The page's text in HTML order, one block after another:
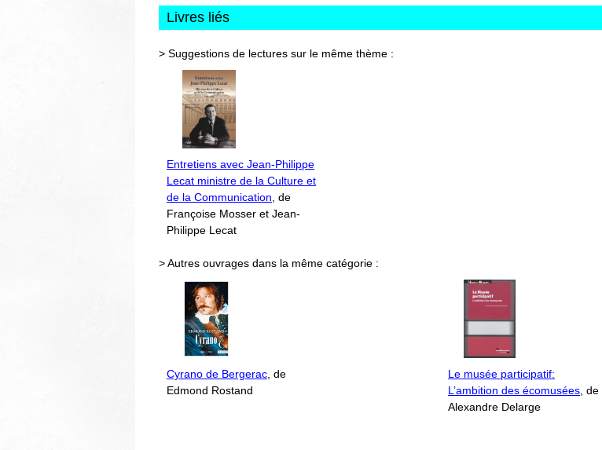
Livres liés
> Suggestions de lectures sur le même thème :
Entretiens avec Jean-Philippe
Lecat ministre de la Culture et
de la Communication, de
Françoise Mosser et Jean-
Philippe Lecat
> Autres ouvrages dans la même catégorie :
Cyrano de Bergerac, de
Edmond Rostand
Le musée participatif:
L’ambition des écomusées, de
Alexandre Delarge